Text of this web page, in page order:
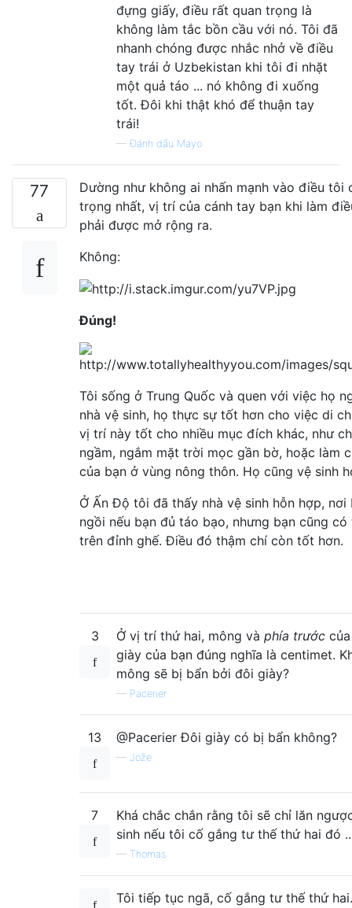
đựng giấy, điều rất quan trọng là
không làm tắc bồn cầu với nó. Tôi đã
nhanh chóng được nhắc nhở về điều
tay trái ở Uzbekistan khi tôi đi nhặt
một quả táo ... nó không đi xuống
tốt. Đôi khi thật khó để thuận tay
trái!
— Đánh dấu Mayo
77
Dường như không ai nhấn mạnh vào điều tôi
trọng nhất, vị trí của cánh tay bạn khi làm
phải được mở rộng ra.
Không:
Đúng!
Tôi sống ở Trung Quốc và quen với việc họ
nhà vệ sinh, họ thực sự tốt hơn cho việc di
vị trí này tốt cho nhiều mục đích khác, như
ngầm, ngắm mặt trời mọc gần bờ, hoặc làm
của bạn ở vùng nông thôn. Họ cũng vệ sinh
Ở Ấn Độ tôi đã thấy nhà vệ sinh hỗn hợp, nơi
ngồi nếu bạn đủ táo bạo, nhưng bạn cũng
trên đỉnh ghế. Điều đó thậm chí còn tốt hơn.
3 Ở vị trí thứ hai, mông và phía trước
giày của bạn đúng nghĩa là centimet.
mông sẽ bị bẩn bởi đôi giày?
— Pacerier
13 @Pacerier Đôi giày có bị bẩn không?
— Jože
7
Khá chắc chắn rằng tôi sẽ chỉ lăn
sinh nếu tôi cố gắng tư thế thứ hai đó
— Thomas
Tôi tiếp tục ngã, cố gắng tư thế thứ